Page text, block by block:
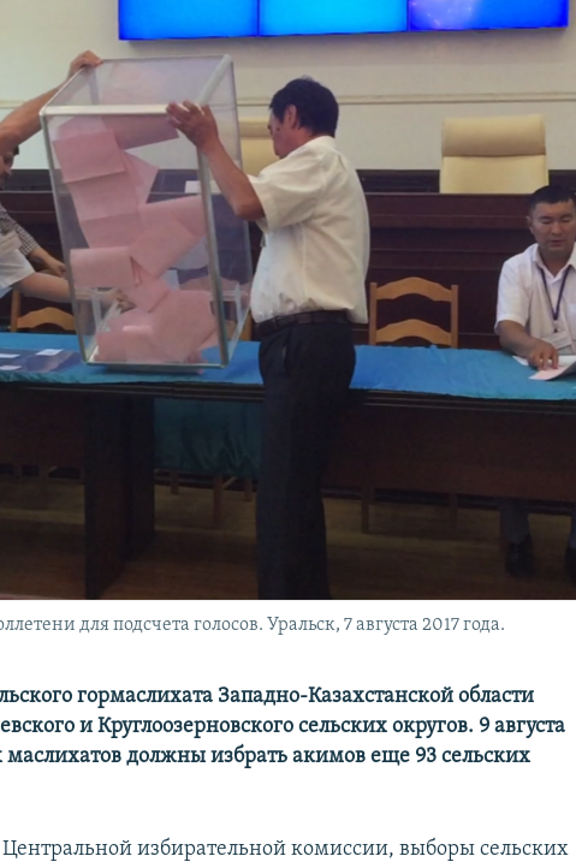
для подсчета голосов. Уральск, 7 августа 2017 года.
гормаслихата Западно-Казахстанской области
и Круглоозерновского сельских округов. 9 августа
должны избрать акимов еще 93 сельских
избирательной комиссии, выборы сельских